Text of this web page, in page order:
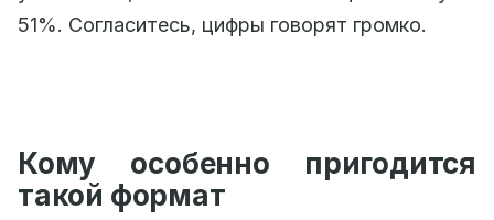
51%. Согласитесь, цифры говорят громко.
Кому особенно пригодится
такой формат